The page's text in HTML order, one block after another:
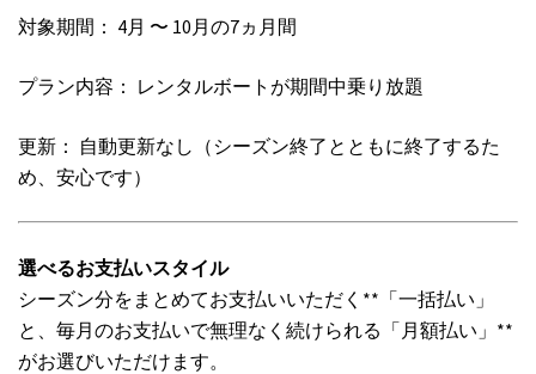
対象期間： 4月 〜 10月の7ヵ月間
プラン内容： レンタルボートが期間中乗り放題
更新： 自動更新なし（シーズン終了とともに終了するた
め、安心です）
選べるお支払いスタイル
シーズン分をまとめてお支払いいただく**「一括払い」
と、毎月のお支払いで無理なく続けられる「月額払い」**
がお選びいただけます。